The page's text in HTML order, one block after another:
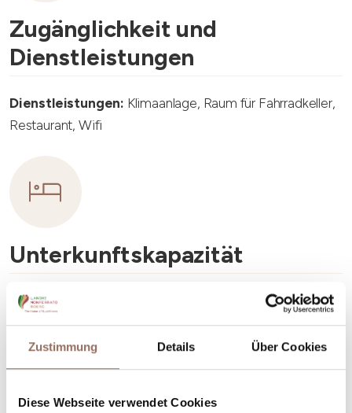
Zustimmung Details Über Cookies
Diese Webseite verwendet Cookies
Zugänglichkeit und
Dienstleistungen
Dienstleistungen: Klimaanlage, Raum für Fahrradkeller,
Restaurant, Wifi
Unterkunftskapazität
Rooms number:
Anzahl Badezimmer:5
Beds number: